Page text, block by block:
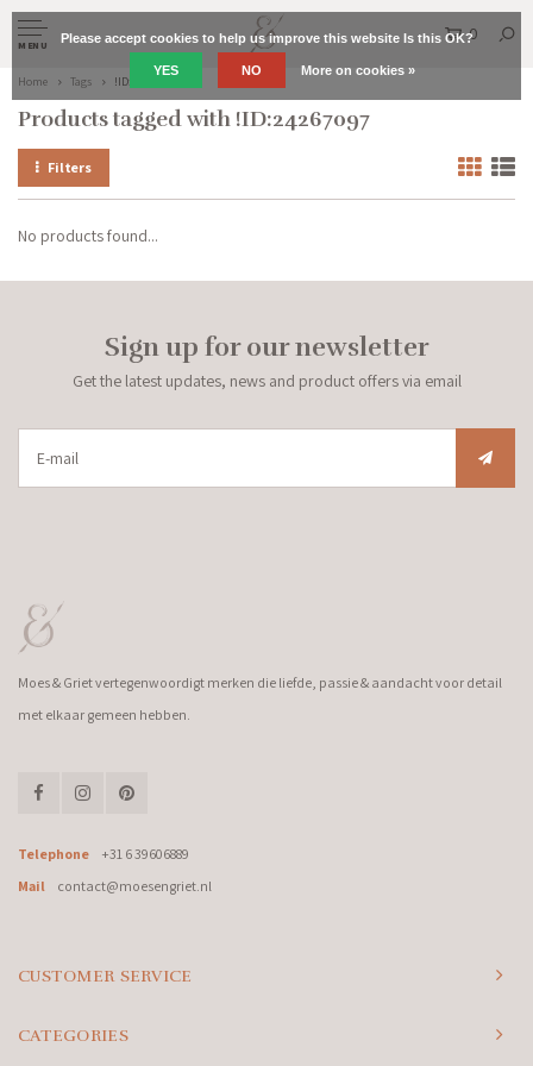
MENU
0
Home Tags !ID:24267097
Products tagged with !ID:24267097
Filters
No products found...
Sign up for our newsletter
Get the latest updates, news and product offers via email
Moes & Griet vertegenwoordigt merken die liefde, passie & aandacht voor detail
met elkaar gemeen hebben.
Telephone
+31 6 39606889
Mail
contact@moesengriet.nl
CUSTOMER SERVICE
CATEGORIES
Please accept cookies to help us improve this website Is this OK?
YES NO More on cookies »